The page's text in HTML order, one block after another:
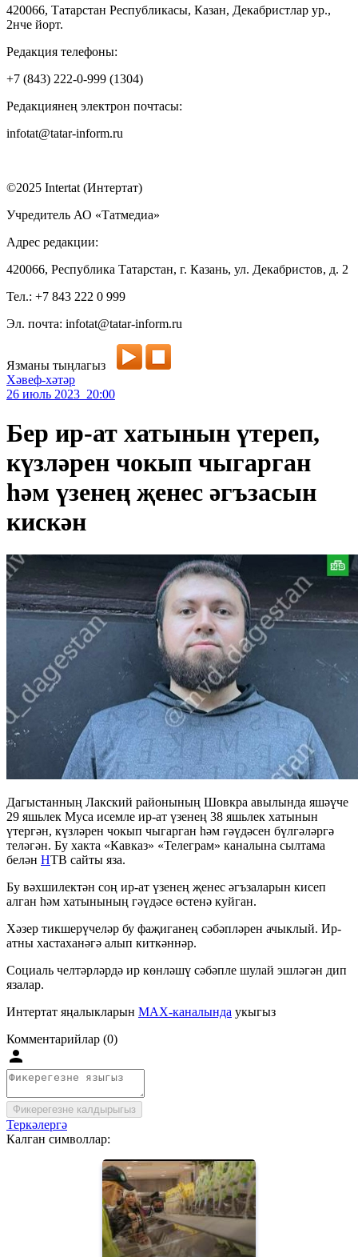
420066, Татарстан Республикасы, Казан, Декабристлар ур.,
2нче йорт.
Редакция телефоны:
+7 (843) 222-0-999 (1304)
Редакциянең электрон почтасы:
infotat@tatar-inform.ru
©2025 Intertat (Интертат)
Учредитель АО «Татмедиа»
Адрес редакции:
420066, Республика Татарстан, г. Казань, ул. Декабристов, д. 2
Тел.: +7 843 222 0 999
Эл. почта: infotat@tatar-inform.ru
Язманы тыңлагыз
Хәвеф-хәтәр
26 июль 2023 20:00
Бер ир-ат хатынын үтереп,
күзләрен чокып чыгарган
һәм үзенең җенес әгъзасын
кискән
Дагыстанның Лакский районының Шовкра авылында яшәүче
29 яшьлек Муса исемле ир-ат үзенең 38 яшьлек хатынын
үтергән, күзләрен чокып чыгарган һәм гәүдәсен бүлгәләргә
теләгән. Бу хакта «Кавказ» «Телеграм» каналына сылтама
белән НТВ сайты яза.
Бу вәхшилектән соң ир-ат үзенең җенес әгъзаларын кисеп
алган һәм хатынының гәүдәсе өстенә куйган.
Хәзер тикшерүчеләр бу фаҗиганең сәбәпләрен ачыклый. Ир-
атны хастаханәгә алып киткәннәр.
Социаль челтәрләрдә ир көнләшү сәбәпле шулай эшләгән дип
язалар.
Интертат яңалыкларын MAX-каналында укыгыз
Комментарийлар (0)
Фикерегезне калдырыгыз
Теркәлергә
Калган символлар: